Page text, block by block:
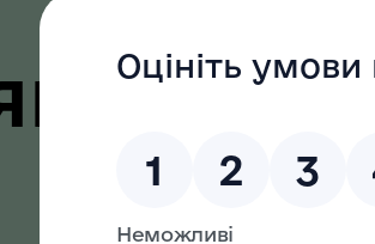
ради